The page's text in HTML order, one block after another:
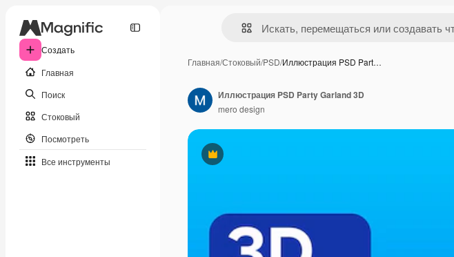
Создать
Главная
Поиск
Стоковый
Посмотреть
Все инструменты
Главная/Стоковый/PSD/Иллюстрация PSD Part…
Премиум
Иллюстрация PSD Party Garland 3D
mero design